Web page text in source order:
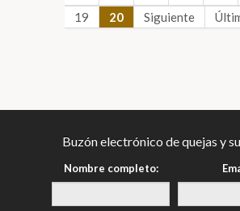
19
20 Siguiente
Buzón electrónico de quejas y
Nombre completo: